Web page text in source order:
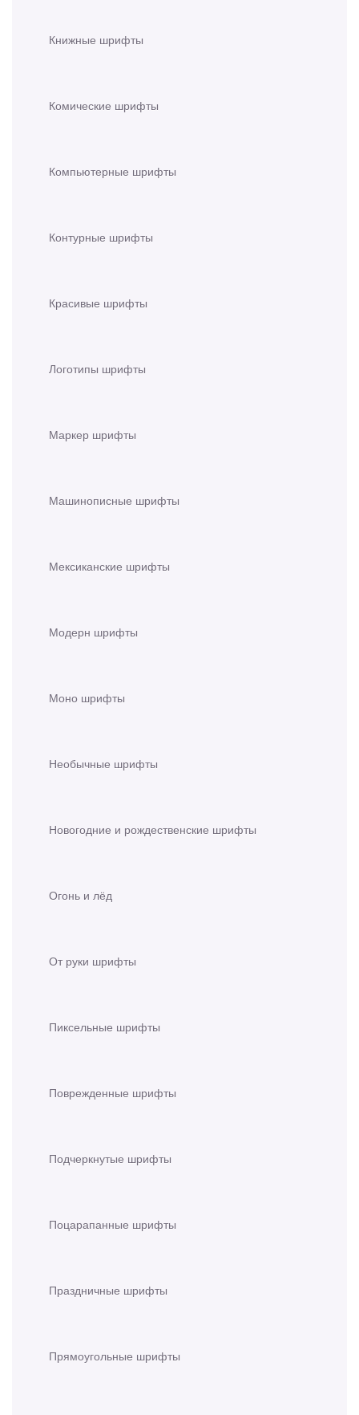
Книжные шрифты
Комические шрифты
Компьютерные шрифты
Контурные шрифты
Красивые шрифты
Логотипы шрифты
Маркер шрифты
Машинописные шрифты
Мексиканские шрифты
Модерн шрифты
Моно шрифты
Необычные шрифты
Новогодние и рождественские шрифты
Огонь и лёд
От руки шрифты
Пиксельные шрифты
Поврежденные шрифты
Подчеркнутые шрифты
Поцарапанные шрифты
Праздничные шрифты
Прямоугольные шрифты